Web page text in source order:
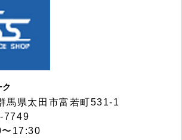
県太田市富若町531-1
7749
17:30